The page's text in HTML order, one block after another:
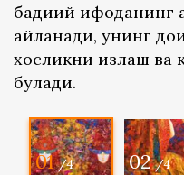
бадиий ифоданинг
айланади, унинг
хосликни излаш ва
бўлади.
01 /4 02 /4